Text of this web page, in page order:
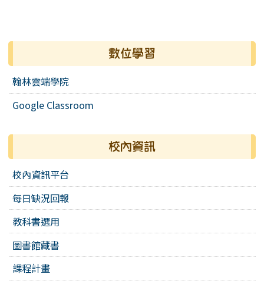
數位學習
翰林雲端學院
Google Classroom
校內資訊
校內資訊平台
每日缺況回報
教科書選用
圖書館藏書
課程計畫